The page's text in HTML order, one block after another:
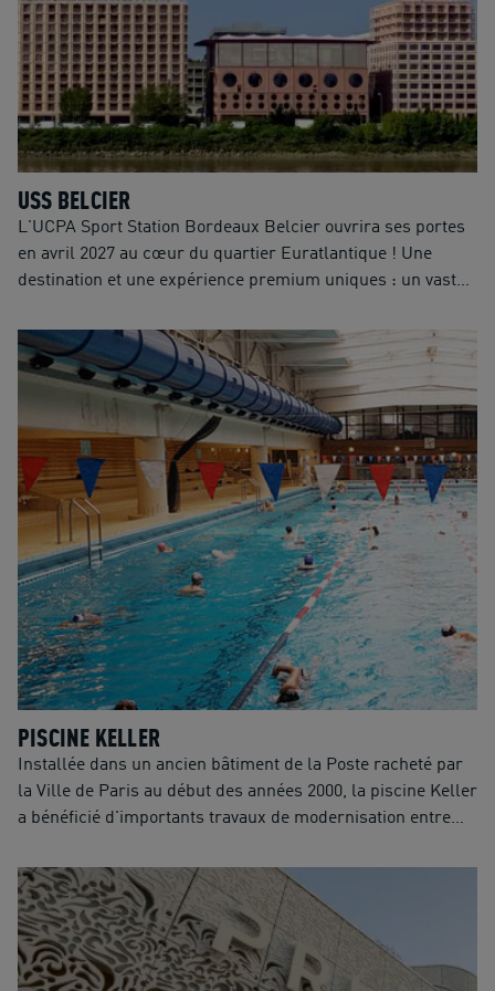
activités de remise en forme, fitness, yoga.
USS BELCIER
L'UCPA Sport Station Bordeaux Belcier ouvrira ses portes
en avril 2027 au cœur du quartier Euratlantique ! Une
destination et une expérience premium uniques : un vaste
complète, ainsi que des services pensés pour répondre aux
attentes de tous les publics. Que l'on vienne pour
s'entraîner, se dépasser, se détendre ou partager un
moment convivial, chacun y vivra une expérience à son
image. Ouverte sur son territoire et accessible à tous,
l'UCPA Sport Station Bordeaux sera un lieu qui rassemble,
inspire et donne envie de revenir.
PISCINE KELLER
Installée dans un ancien bâtiment de la Poste racheté par
la Ville de Paris au début des années 2000, la piscine Keller
a bénéficié d'importants travaux de modernisation entre
natation de 50m x 15m (6 lignes de nage) et d'un bassin
ludique de 7m x 15m, ainsi que d'un toit mobile offrant une
baignade à ciel ouvert selon la météo. Entièrement
accessible aux personnes à mobilité réduite, la piscine
accueille des publics variés : usagers individuels, groupes